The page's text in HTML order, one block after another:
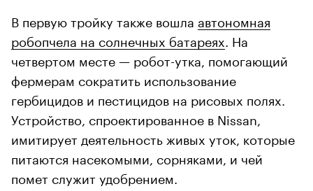
В первую тройку также вошла автономная
робопчела на солнечных батареях . На
четвертом месте — робот-утка, помогающий
фермерам сократить использование
гербицидов и пестицидов на рисовых полях.
Устройство, спроектированное в Nissan,
имитирует деятельность живых уток, которые
питаются насекомыми, сорняками, и чей
помет служит удобрением.